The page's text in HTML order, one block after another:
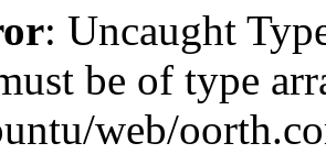
: Uncaught
be of type
web/